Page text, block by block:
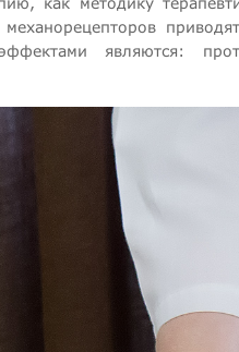
механорецепторов
являются: